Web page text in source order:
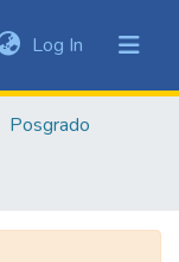
Log In (current)
Posgrado